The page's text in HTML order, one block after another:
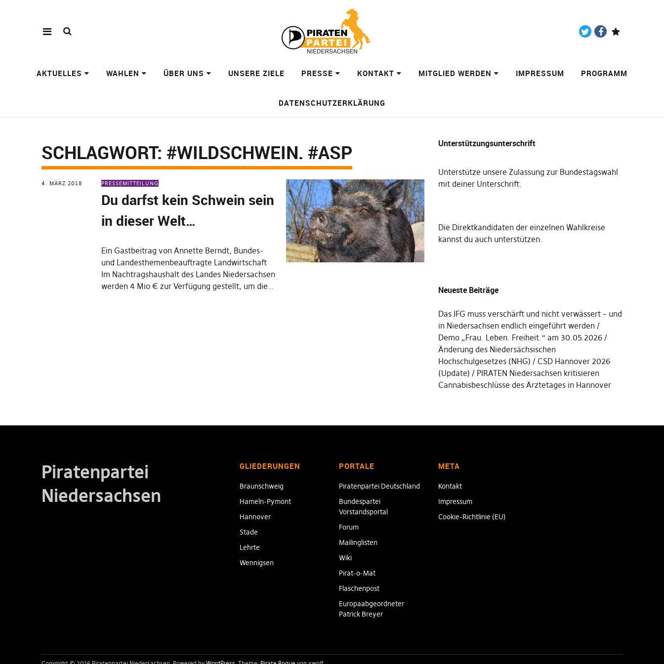
AKTUELLES WAHLEN ÜBER UNS UNSERE ZIELE PRESSE KONTAKT MITGLIED WERDEN IMPRESSUM PROGRAMM
DATENSCHUTZERKLÄRUNG
SCHLAGWORT: #WILDSCHWEIN. #ASP
4. MÄRZ 2018 PRESSEMITTEILUNG
Du darfst kein Schwein sein
in dieser Welt…
Ein Gastbeitrag von Annette Berndt, Bundes-
und Landesthemenbeauftragte Landwirtschaft
Im Nachtragshaushalt des Landes Niedersachsen
werden 4 Mio € zur Verfügung gestellt, um die…
Unterstützungsunterschrift
Unterstütze unsere Zulassung zur Bundestagswahl
mit deiner Unterschrift.
Die Direktkandidaten der einzelnen Wahlkreise
kannst du auch unterstützen.
Neueste Beiträge
Das IFG muss verschärft und nicht verwässert – und
in Niedersachsen endlich eingeführt werden
Demo „Frau. Leben. Freiheit.“ am 30.05.2026
Änderung des Niedersächsischen
Hochschulgesetzes (NHG)
CSD Hannover 2026
(Update)
PIRATEN Niedersachsen kritisieren
Cannabisbeschlüsse des Ärztetages in Hannover
Piratenpartei
Niedersachsen
GLIEDERUNGEN
Braunschweig
Hameln-Pymont
Hannover
Stade
Lehrte
Wennigsen
PORTALE
Piratenpartei Deutschland
Bundespartei
Vorstandsportal
Forum
Mailinglisten
Wiki
Pirat-o-Mat
Flaschenpost
Europaabgeordneter
Patrick Breyer
META
Kontakt
Impressum
Cookie-Richtlinie (EU)